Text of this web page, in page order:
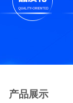
产品展示